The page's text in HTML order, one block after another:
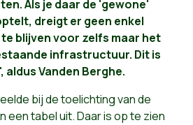
Als je daar de 'gewone'
dreigt er geen enkel
blijven voor zelfs maar het
infrastructuur. Dit is
Vanden Berghe.
bij de toelichting van de
een tabel uit. Daar is op te zien